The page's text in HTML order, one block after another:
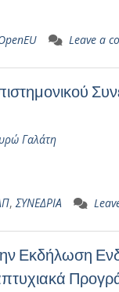
Leave a
Γαλάτη
,ΣΥΝΕΔΡΙΑ
Εκδήλωση